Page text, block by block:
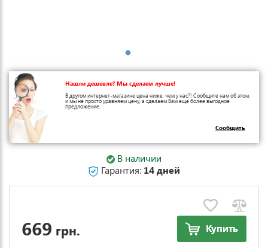
Нашли дешевле? Мы сделаем лучше!
В другом интернет-магазине цена ниже, чем у нас?! Сообщите нам об этом,
и мы не просто уравняем цену, а сделаем Вам еще более выгодное
предложение.
Сообщить
В наличии
Гарантия: 14 дней
669 грн. Купить